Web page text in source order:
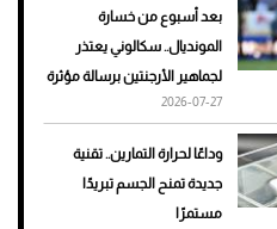
تمنحك فخامة استثنائية
هوى الأبطال
أفضل تدريج للشعر الطويل
لإطلالة جريئة وعصرية
بعد أسبوع من خسارة
المونديال.. سكالوني يعتذر
لجماهير الأرجنتين برسالة مؤثرة
2026-07-27
وداعًا لحرارة التمارين.. تقنية
جديدة تمنح الجسم تبريدًا
مستمرًا